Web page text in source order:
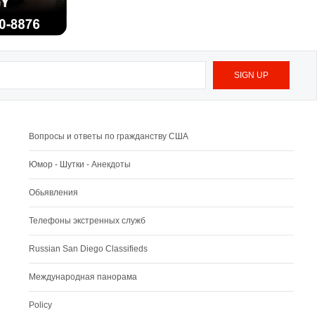
Вопросы и ответы по гражданству США
Юмор - Шутки - Анекдоты
Обьявления
Телефоны экстренных служб
Russian San Diego Classifieds
Международная панорама
Policy